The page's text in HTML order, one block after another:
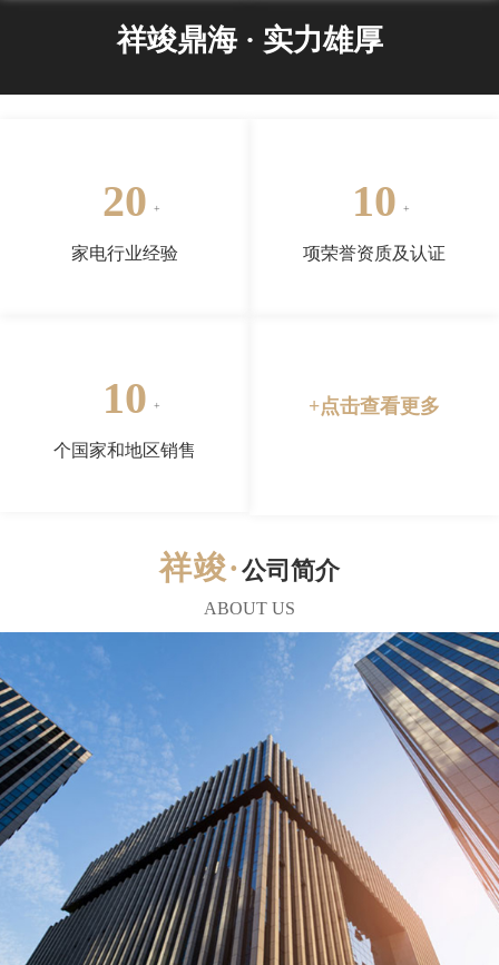
祥竣鼎海 · 实力雄厚
20
家电行业经验
10
项荣誉资质及认证
10
个国家和地区销售
+点击查看更多
公司简介